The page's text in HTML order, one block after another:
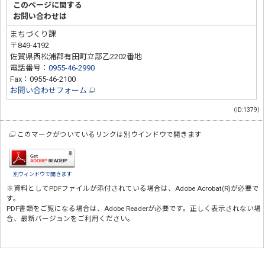
このページに関する
お問い合わせは
まちづくり課
〒849-4192
佐賀県西松浦郡有田町立部乙2202番地
電話番号：0955-46-2990
Fax：0955-46-2100
お問い合わせフォーム
（ID:1379）
このマークがついているリンクは別ウインドウで開きます
別ウィンドウで開きます
※資料としてPDFファイルが添付されている場合は、 Adobe Acrobat(R)が必要で
す。
PDF書類をご覧になる場合は、 Adobe Readerが必要です。正しく表示されない場
合、最新バージョンをご利用ください。